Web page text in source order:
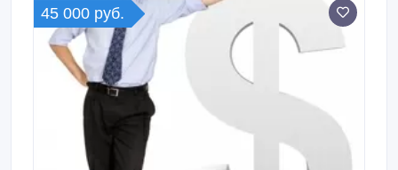
45 000 руб.